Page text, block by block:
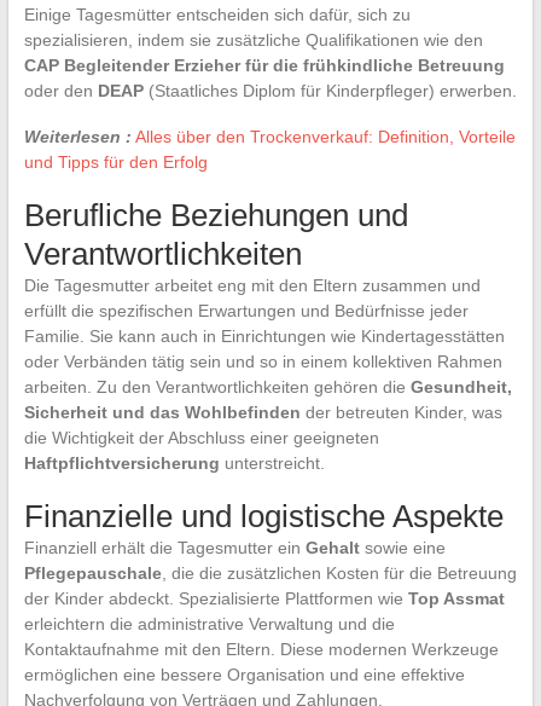
Einige Tagesmütter entscheiden sich dafür, sich zu
spezialisieren, indem sie zusätzliche Qualifikationen wie den
CAP Begleitender Erzieher für die frühkindliche Betreuung
oder den DEAP(Staatliches Diplom für Kinderpfleger) erwerben.
Weiterlesen : Alles über den Trockenverkauf: Definition, Vorteile
und Tipps für den Erfolg
Berufliche Beziehungen und
Verantwortlichkeiten
Die Tagesmutter arbeitet eng mit den Eltern zusammen und
erfüllt die spezifischen Erwartungen und Bedürfnisse jeder
Familie. Sie kann auch in Einrichtungen wie Kindertagesstätten
oder Verbänden tätig sein und so in einem kollektiven Rahmen
arbeiten. Zu den Verantwortlichkeiten gehören die Gesundheit,
Sicherheit und das Wohlbefinden der betreuten Kinder, was
die Wichtigkeit der Abschluss einer geeigneten
Haftpflichtversicherung unterstreicht.
Finanzielle und logistische Aspekte
Finanziell erhält die Tagesmutter ein Gehaltsowie eine
Pflegepauschale, die die zusätzlichen Kosten für die Betreuung
der Kinder abdeckt. Spezialisierte Plattformen wie Top Assmat
erleichtern die administrative Verwaltung und die
Kontaktaufnahme mit den Eltern. Diese modernen Werkzeuge
ermöglichen eine bessere Organisation und eine effektive
Nachverfolgung von Verträgen und Zahlungen.